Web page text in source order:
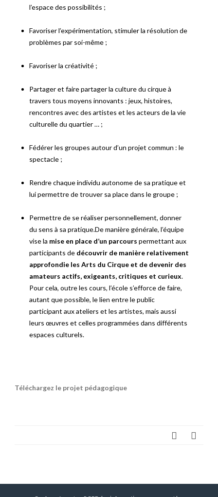
l’espace des possibilités ;
Favoriser l’expérimentation, stimuler la résolution de
problèmes par soi-même ;
Favoriser la créativité ;
Partager et faire partager la culture du cirque à
travers tous moyens innovants : jeux, histoires,
rencontres avec des artistes et les acteurs de la vie
culturelle du quartier … ;
Fédérer les groupes autour d’un projet commun : le
spectacle ;
Rendre chaque individu autonome de sa pratique et
lui permettre de trouver sa place dans le groupe ;
Permettre de se réaliser personnellement, donner
du sens à sa pratique.De manière générale, l’équipe
vise la mise en place d’un parcours permettant aux
participants de découvrir de manière relativement
approfondie les Arts du Cirque et de devenir des
amateurs actifs, exigeants, critiques et curieux.
Pour cela, outre les cours, l’école s’efforce de faire,
autant que possible, le lien entre le public
participant aux ateliers et les artistes, mais aussi
leurs œuvres et celles programmées dans différents
espaces culturels.
Téléchargez le projet pédagogique